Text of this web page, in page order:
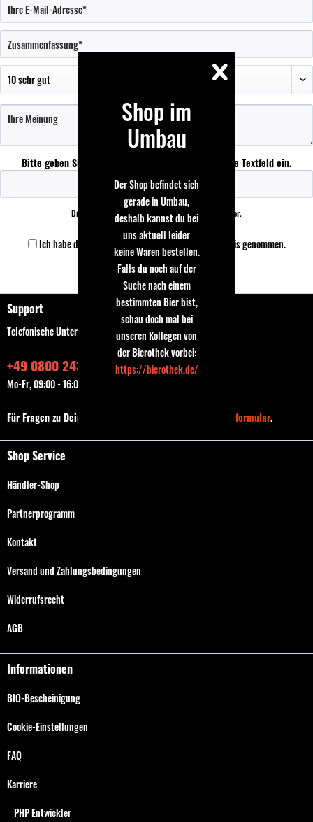
Bitte geben Sie die Zeichenfolge in das nachfolgende Textfeld ein.
Die mit einem * markierten Felder sind Pflichtfelder.
Ich habe die Datenschutzbestimmungen zur Kenntnis genommen.
Speichern
Support
Telefonische Unterstützung und Beratung unter:
+49 0800 243768435
Mo-Fr, 09:00 - 16:00 Uhr
Für Fragen zu Deiner Bestellung nutze bitte das Kontaktformular.
Shop Service
Händler-Shop
Partnerprogramm
Kontakt
Versand und Zahlungsbedingungen
Widerrufsrecht
AGB
Informationen
BIO-Bescheinigung
Cookie-Einstellungen
FAQ
Karriere
PHP Entwickler
Shop im
Umbau
Der Shop befindet sich
gerade in Umbau,
deshalb kannst du bei
uns aktuell leider
keine Waren bestellen.
Falls du noch auf der
Suche nach einem
bestimmten Bier bist,
schau doch mal bei
unseren Kollegen von
der Bierothek vorbei:
https://bierothek.de/